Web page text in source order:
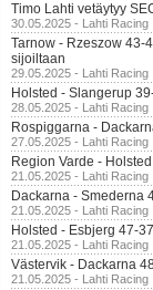
Timo Lahti vetäytyy
30.05.2025 - Lahti Racing
Tarnow - Rzeszow 43-
sijoiltaan
29.05.2025 - Lahti Racing
Holsted - Slangerup
28.05.2025 - Lahti Racing
Rospiggarna -
27.05.2025 - Lahti Racing
Region Varde -
21.05.2025 - Lahti Racing
Dackarna - Smederna
21.05.2025 - Lahti Racing
Holsted - Esbjerg 47-37
21.05.2025 - Lahti Racing
Västervik - Dackarna
21.05.2025 - Lahti Racing